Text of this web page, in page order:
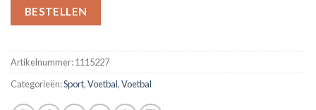
BESTELLEN
Artikelnummer:1115227
Categorieën:Sport,Voetbal,Voetbal